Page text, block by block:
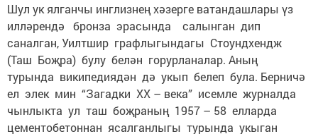
Шул ук ялганчы инглизнең хәзерге ватандашлары үз
илләрендә бронза эрасында салынган дип
саналган, Уилтшир графлыгындагы Стоундхендж
(Таш Боҗра) булу белән горурланалар. Аның
турында википедиядән дә укып белеп була. Берничә
ел элек мин “Загадки XX – века” исемле журналда
чынлыкта ул таш боҗраның 1957 – 58 елларда
цементобетоннан ясалганлыгы турында укыган